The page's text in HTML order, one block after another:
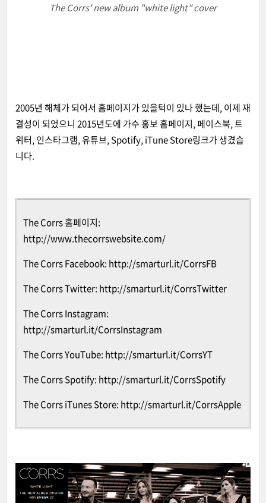
The Corrs' new album "white light" cover
2005년 해체가 되어서 홈페이지가 있을턱이 있나 했는데, 이제 재
결성이 되었으니 2015년도에 가수 홍보 홈페이지, 페이스북, 트
위터, 인스타그램, 유튜브, Spotify, iTune Store링크가 생겼습
니다.
The Corrs 홈페이지:
http://www.thecorrswebsite.com/
The Corrs Facebook: http://smarturl.it/CorrsFB
The Corrs Twitter: http://smarturl.it/CorrsTwitter
The Corrs Instagram:
http://smarturl.it/CorrsInstagram
The Corrs YouTube: http://smarturl.it/CorrsYT
The Corrs Spotify: http://smarturl.it/CorrsSpotify
The Corrs iTunes Store: http://smarturl.it/CorrsApple